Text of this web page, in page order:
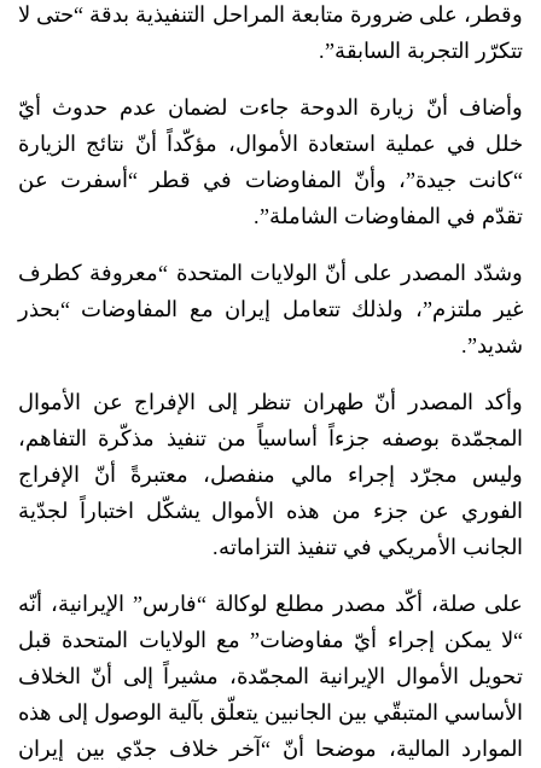
وقطر، على ضرورة متابعة المراحل التنفيذية بدقة “حتى لا
تتكرّر التجربة السابقة”.
وأضاف أنّ زيارة الدوحة جاءت لضمان عدم حدوث أيّ
خلل في عملية استعادة الأموال، مؤكّداً أنّ نتائج الزيارة
“كانت جيدة”، وأنّ المفاوضات في قطر “أسفرت عن
تقدّم في المفاوضات الشاملة”.
وشدّد المصدر على أنّ الولايات المتحدة “معروفة كطرف
غير ملتزم”، ولذلك تتعامل إيران مع المفاوضات “بحذر
شديد”.
وأكد المصدر أنّ طهران تنظر إلى الإفراج عن الأموال
المجمّدة بوصفه جزءاً أساسياً من تنفيذ مذكّرة التفاهم،
وليس مجرّد إجراء مالي منفصل، معتبرةً أنّ الإفراج
الفوري عن جزء من هذه الأموال يشكّل اختباراً لجدّية
الجانب الأمريكي في تنفيذ التزاماته.
على صلة، أكّد مصدر مطلع لوكالة “فارس” الإيرانية، أنّه
“لا يمكن إجراء أيّ مفاوضات” مع الولايات المتحدة قبل
تحويل الأموال الإيرانية المجمّدة، مشيراً إلى أنّ الخلاف
الأساسي المتبقّي بين الجانبين يتعلّق بآلية الوصول إلى هذه
الموارد المالية، موضحا أنّ “آخر خلاف جدّي بين إيران